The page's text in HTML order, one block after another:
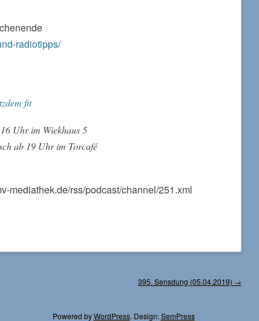
radiotipps/
fit
Uhr im Wiekhaus 5
ab 19 Uhr im Torcafé
mediathek.de/rss/podcast/channel/251.xml
395. Sensdung (05.04.2019) →
Powered byWordPress. Design:SemPress